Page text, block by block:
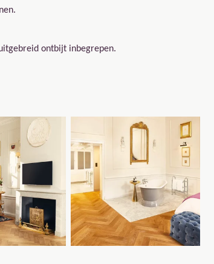
ontbijt inbegrepen.